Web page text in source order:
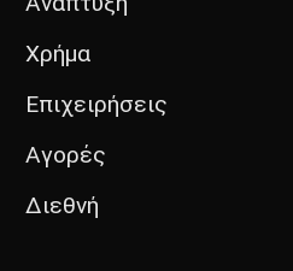
Χρήμα
Επιχειρήσεις
Αγορές
Διεθνή